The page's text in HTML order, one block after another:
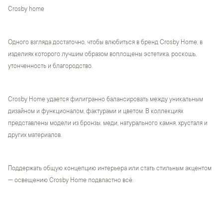
Crosby home
Одного взгляда достаточно, чтобы влюбиться в бренд Crosby Home, в
изделиях которого лучшим образом воплощены эстетика, роскошь,
утонченность и благородство.
Crosby Home удается филигранно балансировать между уникальным
дизайном и функционалом, фактурами и цветом. В коллекциях
представлены модели из бронзы, меди, натурального камня, хрусталя и
других материалов.
Поддержать общую концепцию интерьера или стать стильным акцентом
— освещению Crosby Home подвластно всё.